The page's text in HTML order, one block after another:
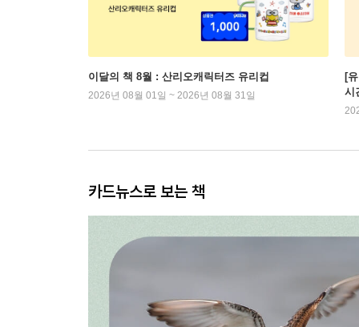
이달의 책 8월 : 산리오캐릭터즈 유리컵
2026년 08월 01일 ~ 2026년 08월 31일
[
시
카드뉴스로 보는 책